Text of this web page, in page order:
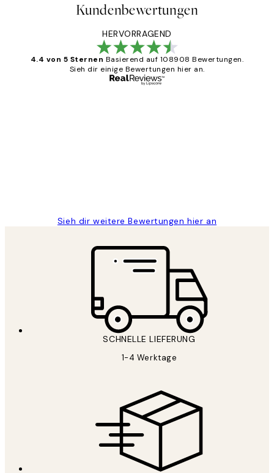
Kundenbewertungen
HERVORRAGEND
4.4 von 5 Sternen Basierend auf 108908 Bewertungen.
Sieh dir einige Bewertungen hier an.
Sieh dir weitere Bewertungen hier an
SCHNELLE LIEFERUNG
1-4 Werktage